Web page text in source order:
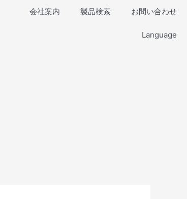
会社案内 製品検索 お問い合わせ
Language